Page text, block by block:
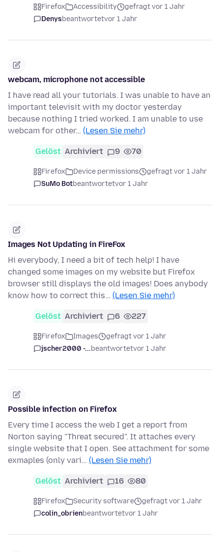
Firefox Accessibility
gefragt vor 1 Jahr
Denysbeantwortetvor 1 Jahr
webcam, microphone not accessible
I have read all your tutorials. I was unable to have an
important televisit with my doctor yesterday
because nothing I tried worked. I am unable to use
webcam for other… (Lesen Sie mehr)
Gelöst Archiviert 9 70
Firefox Device permissions
gefragt vor 1 Jahr
SuMo Botbeantwortetvor 1 Jahr
Images Not Updating in FireFox
Hi everybody, I need a bit of tech help! I have
changed some images on my website but Firefox
browser still displays the old images! Does anybody
know how to correct this… (Lesen Sie mehr)
Gelöst Archiviert 6 227
Firefox Images
gefragt vor 1 Jahr
jscher2000 -...beantwortetvor 1 Jahr
Possible infection on Firefox
Every time I access the web I get a report from
Norton saying "Threat secured". It attaches every
single website that I open. See attachment for some
exmaples (only vari… (Lesen Sie mehr)
Gelöst Archiviert 16 80
Firefox Security software
gefragt vor 1 Jahr
colin_obrienbeantwortetvor 1 Jahr